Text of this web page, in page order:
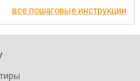
все пошаговые инструкции